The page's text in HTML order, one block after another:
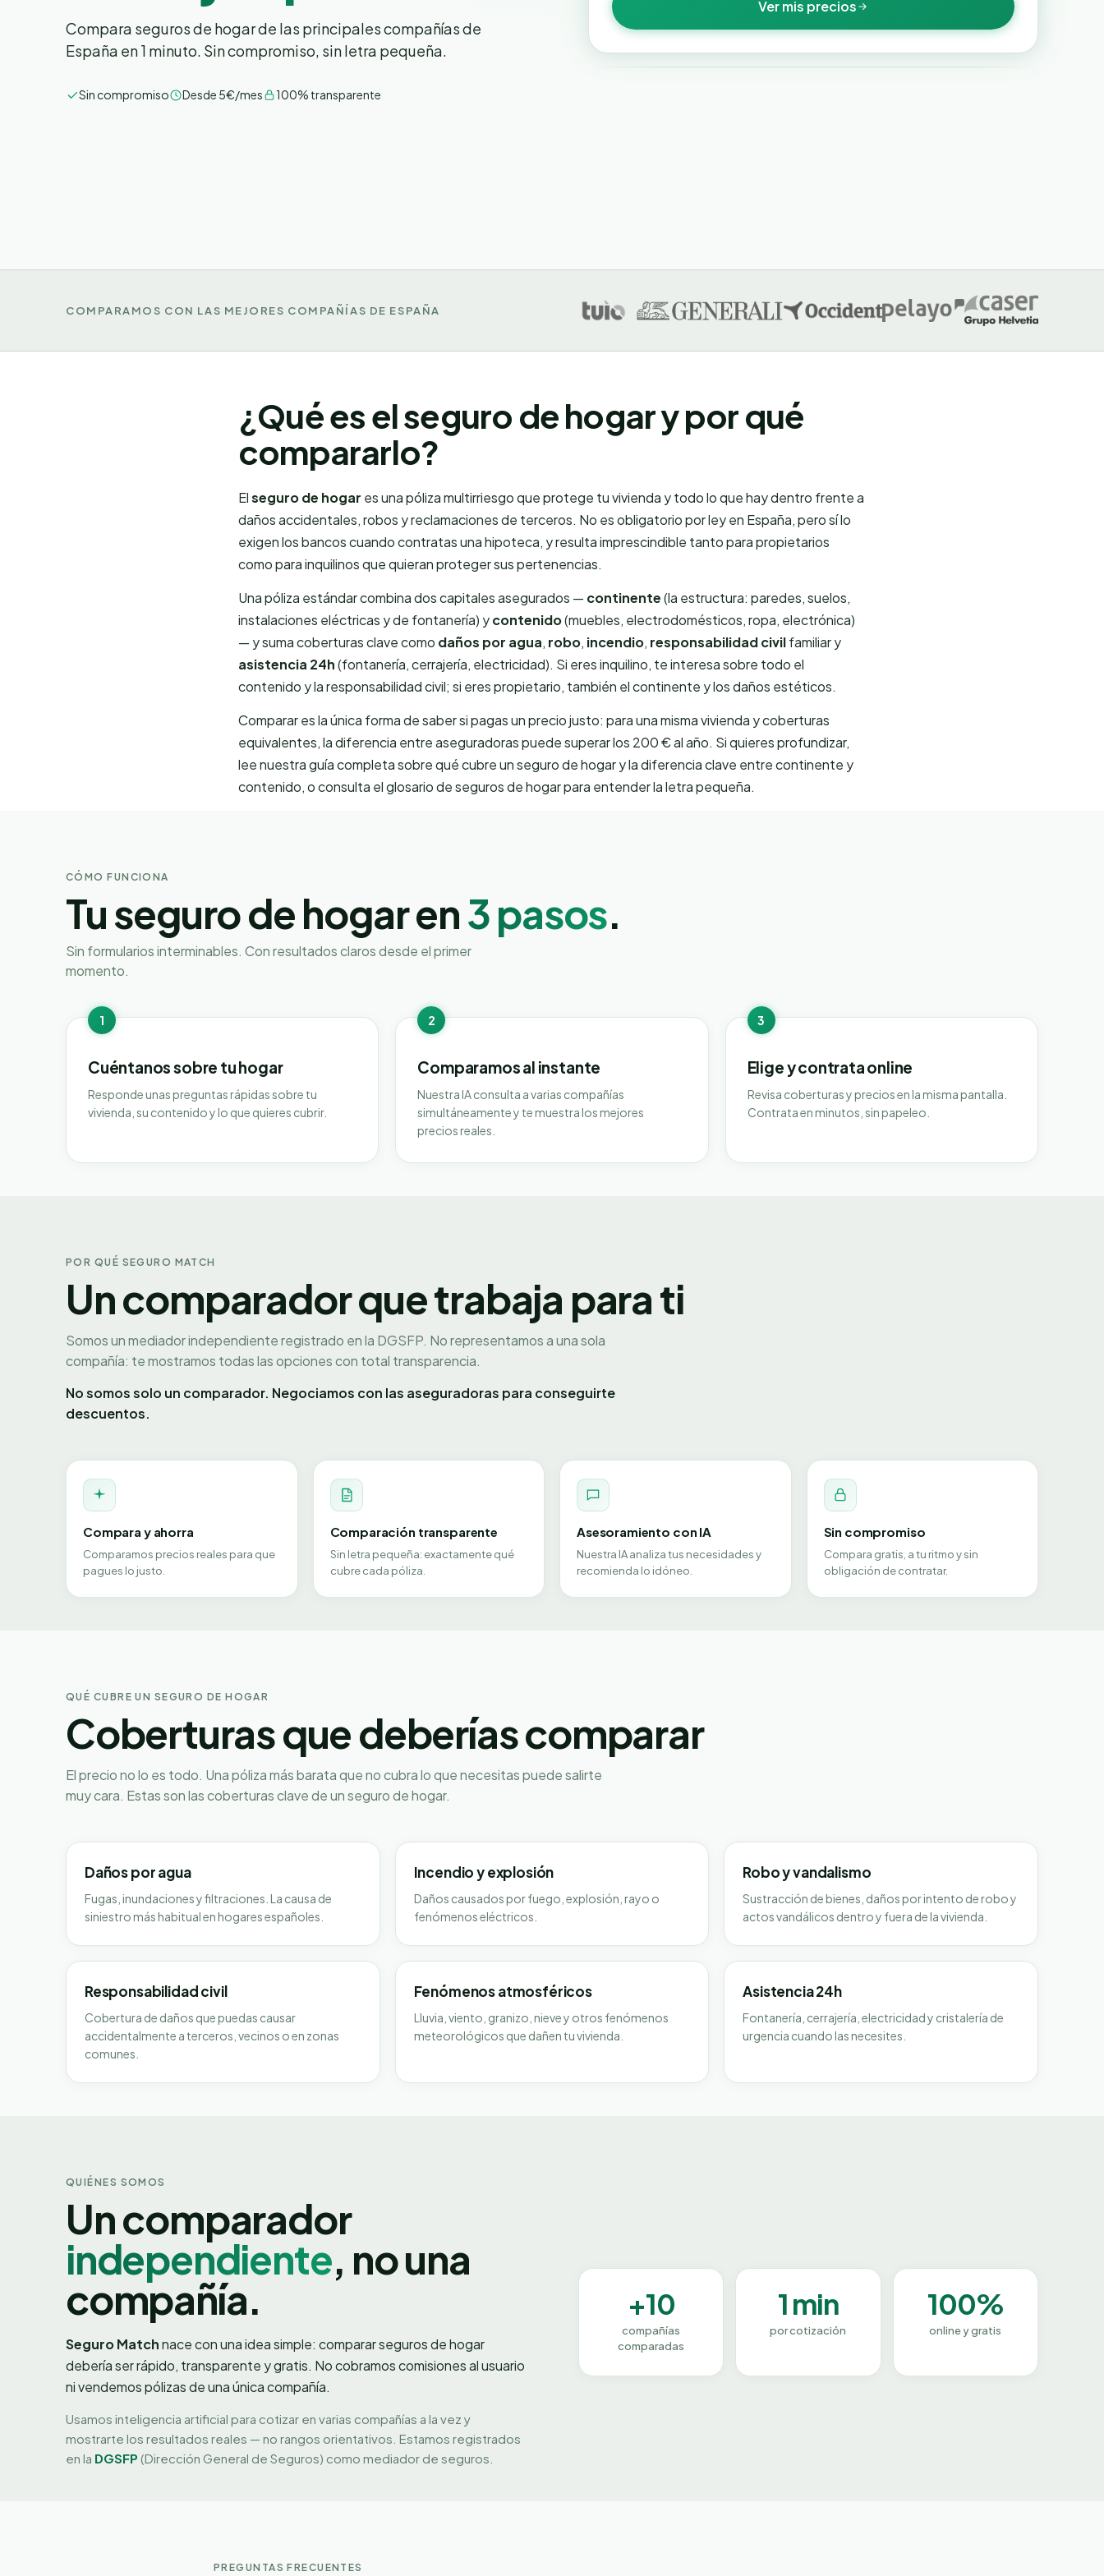
Compara seguros de hogar de las principales compañías de
España en 1 minuto. Sin compromiso, sin letra pequeña.
Sin compromiso Desde 5€/mes 100% transparente
Ver mis precios
COMPARAMOS CON LAS MEJORES COMPAÑÍAS DE ESPAÑA
¿Qué es el seguro de hogar y por qué
compararlo?
Elseguro de hogar es una póliza multirriesgo que protege tu vivienda y todo lo que hay dentro frente a
daños accidentales, robos y reclamaciones de terceros. No es obligatorio por ley en España, pero sí lo
exigen los bancos cuando contratas una hipoteca, y resulta imprescindible tanto para propietarios
como para inquilinos que quieran proteger sus pertenencias.
Una póliza estándar combina dos capitales asegurados — continente(la estructura: paredes, suelos,
instalaciones eléctricas y de fontanería) ycontenido(muebles, electrodomésticos, ropa, electrónica)
— y suma coberturas clave como daños por agua, robo, incendio, responsabilidad civilfamiliar y
asistencia 24h(fontanería, cerrajería, electricidad). Si eres inquilino, te interesa sobre todo el
contenido y la responsabilidad civil; si eres propietario, también el continente y los daños estéticos.
Comparar es la única forma de saber si pagas un precio justo: para una misma vivienda y coberturas
equivalentes, la diferencia entre aseguradoras puede superar los 200 € al año. Si quieres profundizar,
lee nuestraguía completa sobre qué cubre un seguro de hogary ladiferencia clave entre continente y
contenido, o consulta elglosario de seguros de hogarpara entender la letra pequeña.
CÓMO FUNCIONA
Tu seguro de hogar en3 pasos.
Sin formularios interminables. Con resultados claros desde el primer
momento.
1
Cuéntanos sobre tu hogar
Responde unas preguntas rápidas sobre tu
vivienda, su contenido y lo que quieres cubrir.
2
Comparamos al instante
Nuestra IA consulta a varias compañías
simultáneamente y te muestra los mejores
precios reales.
3
Elige y contrata online
Revisa coberturas y precios en la misma pantalla.
Contrata en minutos, sin papeleo.
POR QUÉ SEGURO MATCH
Un comparador que trabaja para ti
Somos un mediador independiente registrado en la DGSFP. No representamos a una sola
compañía: te mostramos todas las opciones con total transparencia.
No somos solo un comparador. Negociamos con las aseguradoras para conseguirte
descuentos.
Compara y ahorra
Comparamos precios reales para que
pagues lo justo.
Comparación transparente
Sin letra pequeña: exactamente qué
cubre cada póliza.
Asesoramiento con IA
Nuestra IA analiza tus necesidades y
recomienda lo idóneo.
Sin compromiso
Compara gratis, a tu ritmo y sin
obligación de contratar.
QUÉ CUBRE UN SEGURO DE HOGAR
Coberturas que deberías comparar
El precio no lo es todo. Una póliza más barata que no cubra lo que necesitas puede salirte
muy cara. Estas son las coberturas clave de un seguro de hogar.
Daños por agua
Fugas, inundaciones y filtraciones. La causa de
siniestro más habitual en hogares españoles.
Incendio y explosión
Daños causados por fuego, explosión, rayo o
fenómenos eléctricos.
Robo y vandalismo
Sustracción de bienes, daños por intento de robo y
actos vandálicos dentro y fuera de la vivienda.
Responsabilidad civil
Cobertura de daños que puedas causar
accidentalmente a terceros, vecinos o en zonas
comunes.
Fenómenos atmosféricos
Lluvia, viento, granizo, nieve y otros fenómenos
meteorológicos que dañen tu vivienda.
Asistencia 24h
Fontanería, cerrajería, electricidad y cristalería de
urgencia cuando las necesites.
QUIÉNES SOMOS
Un comparador
independiente, no una
compañía.
Seguro Matchnace con una idea simple: comparar seguros dehogar
debería ser rápido, transparente y gratis. No cobramos comisiones al usuario
ni vendemos pólizas de una única compañía.
Usamos inteligencia artificial para cotizar en varias compañías a la vez y
mostrarte los resultados reales — no rangos orientativos. Estamos registrados
en la DGSFP (Dirección General de Seguros) como mediador de seguros.
+10
compañías
comparadas
1 min
por cotización
100%
online y gratis
PREGUNTAS FRECUENTES